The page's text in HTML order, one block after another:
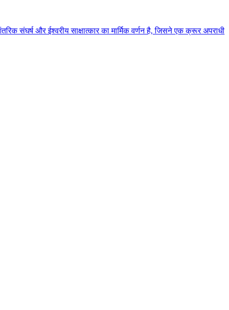
और ईश्वरीय साक्षात्कार का मार्मिक वर्णन है, जिसने एक क्रूर अपराधी